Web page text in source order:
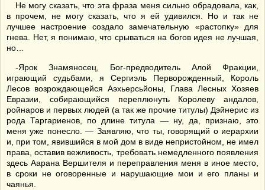
Не могу сказать, что эта фраза меня сильно обрадовала, как,
в прочем, не могу сказать, что я ей удивился. Но и так не
лучшее настроение создало замечательную «растопку» для
гнева. Нет, я понимаю, что срываться на богов идея не лучшая,
но…
-Ярок Знамяносец, Бог-предводитель Алой Фракции,
играющий судьбами, я Сергиэль Перворожденный, Король
Лесов возрождающейся Аэхьерсьйоны, Глава Лесных Хозяев
Евразии, собирающийся переплюнуть Королеву андалов,
ройнаров и первых людей (а так же прочие титулы) Дэйнерис из
рода Таргариенов, по длине титула — ну, да, признаю, это
меня уже понесло. — Заявляю, что ты, говорящий о иерархии
и, при том, явившийся в мой дом в виде непристойном, не имел
права, оставив вежливость, требовать немедленного появления
здесь Аарана Вершителя и переправления меня в иное место,
в сроки не оговоренные и нарушающие мои и его планы и
чаянья.